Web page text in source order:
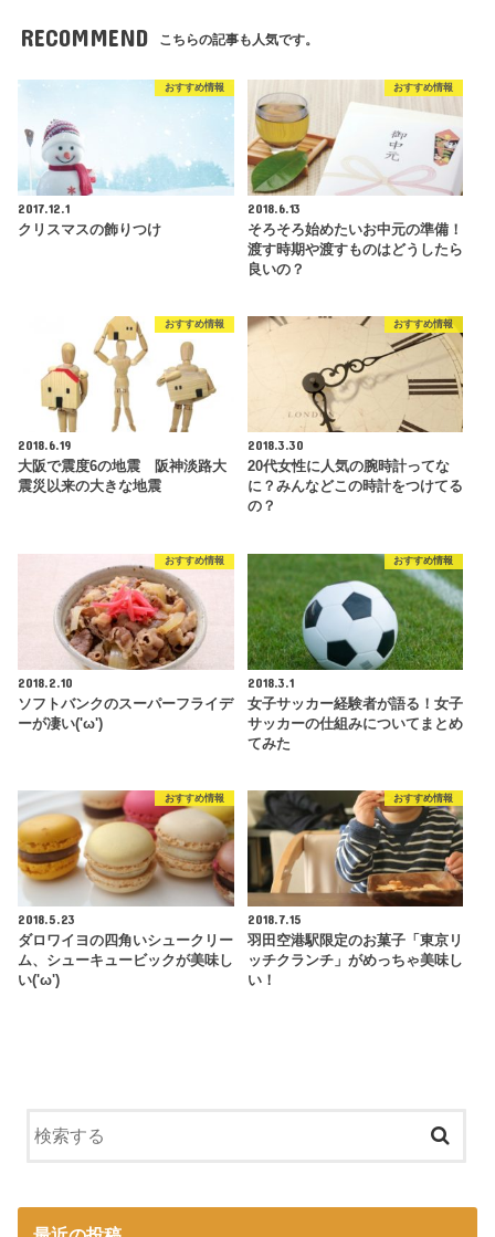
RECOMMEND こちらの記事も人気です。
おすすめ情報
2017.12.1
クリスマスの飾りつけ
おすすめ情報
2018.6.13
そろそろ始めたいお中元の準備！
渡す時期や渡すものはどうしたら
良いの？
おすすめ情報
2018.6.19
大阪で震度6の地震 阪神淡路大
震災以来の大きな地震
おすすめ情報
2018.3.30
20代女性に人気の腕時計ってな
に？みんなどこの時計をつけてる
の？
おすすめ情報
2018.2.10
ソフトバンクのスーパーフライデ
ーが凄い('ω')
おすすめ情報
2018.3.1
女子サッカー経験者が語る！女子
サッカーの仕組みについてまとめ
てみた
おすすめ情報
2018.5.23
ダロワイヨの四角いシュークリー
ム、シューキュービックが美味し
い('ω')
おすすめ情報
2018.7.15
羽田空港駅限定のお菓子「東京リ
ッチクランチ」がめっちゃ美味し
い！